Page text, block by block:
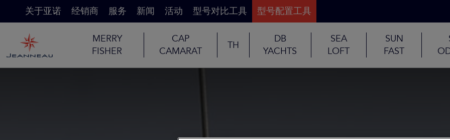
关于亚诺 经销商 服务 新闻 活动 型号对比工具 型号配置工具
MERRY
FISHER
CAP
CAMARAT
TH
DB
YACHTS
SEA
LOFT
SUN
FAST